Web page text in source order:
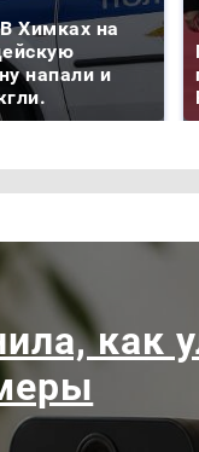
Химках на
напали и
как